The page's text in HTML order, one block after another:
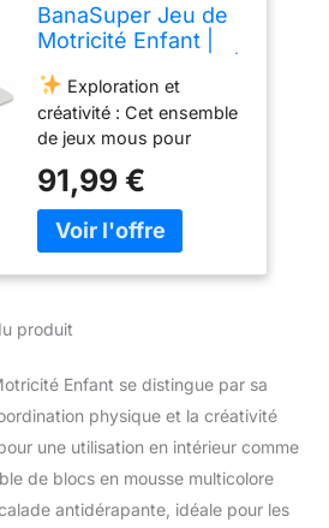
BanaSuper Jeu de
Motricité Enfant |
Blocs Mousse
Éducatifs avec
Velcro | Structure
d'escalade
Antidérapante |
Jouets d'escalade |
Design Lavable &
Exploration et
créativité : Cet ensemble
de jeux mous pour
blocs d'escalade en
mousse, parfaits pour
une variété d'activités de
encouragent la
les compétences
motrices et le jeu
imaginatif chez les
doux et sûrs : Remplis
d'éponge haute densité
91,99 €
produit
Enfant se distingue par sa
physique et la créativité
une utilisation en intérieur comme
de blocs en mousse multicolore
antidérapante, idéale pour les